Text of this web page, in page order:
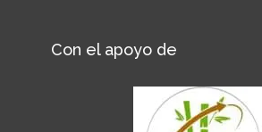
Con el apoyo de